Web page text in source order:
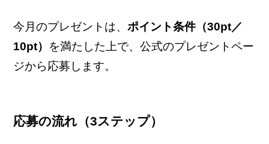
今月のプレゼントは、ポイント条件（30pt／
10pt） を満たした上で、公式のプレゼントペー
ジから応募します。
応募の流れ（3ステップ）